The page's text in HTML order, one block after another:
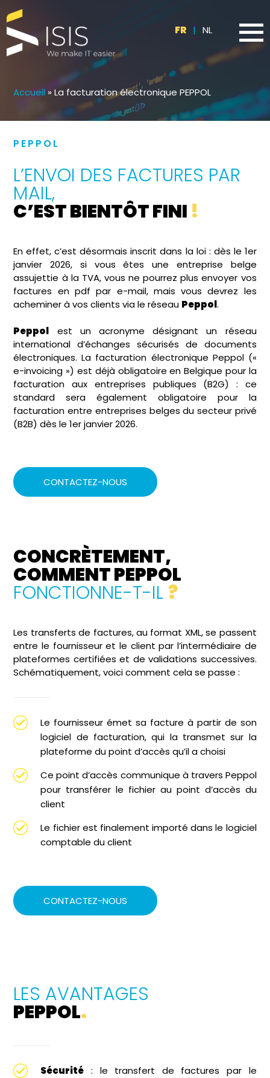
FR | NL
Accueil »La facturation électronique PEPPOL
PEPPOL
L’ENVOI DES FACTURES PAR
MAIL,
C’EST BIENTÔT FINI !
En effet, c’est désormais inscrit dans la loi : dès le 1er
janvier 2026, si vous êtes une entreprise belge
assujettie à la TVA, vous ne pourrez plus envoyer vos
factures en pdf par e-mail, mais vous devrez les
acheminer à vos clients via le réseau Peppol.
Peppol est un acronyme désignant un réseau
international d’échanges sécurisés de documents
électroniques. La facturation électronique Peppol («
e-invoicing ») est déjà obligatoire en Belgique pour la
facturation aux entreprises publiques (B2G) : ce
standard sera également obligatoire pour la
facturation entre entreprises belges du secteur privé
(B2B) dès le 1erjanvier 2026.
CONTACTEZ-NOUS
CONCRÈTEMENT,
COMMENT PEPPOL
FONCTIONNE-T-IL?
Les transferts de factures, au format XML, se passent
entre le fournisseur et le client par l’intermédiaire de
plateformes certifiées et de validations successives.
Schématiquement, voici comment cela se passe :
Le fournisseur émet sa facture à partir de son
logiciel de facturation, qui la transmet sur la
plateforme du point d’accès qu’il a choisi
Ce point d’accès communique à travers Peppol
pour transférer le fichier au point d’accès du
client
Le fichier est finalement importé dans le logiciel
comptable du client
CONTACTEZ-NOUS
LES AVANTAGES
PEPPOL.
Sécurité : le transfert de factures par le